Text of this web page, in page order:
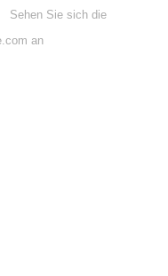
Sehen Sie sich die
an